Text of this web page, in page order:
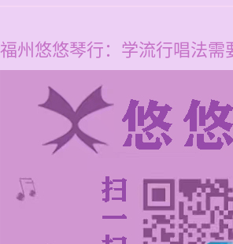
福州悠悠琴行：学流行唱法需